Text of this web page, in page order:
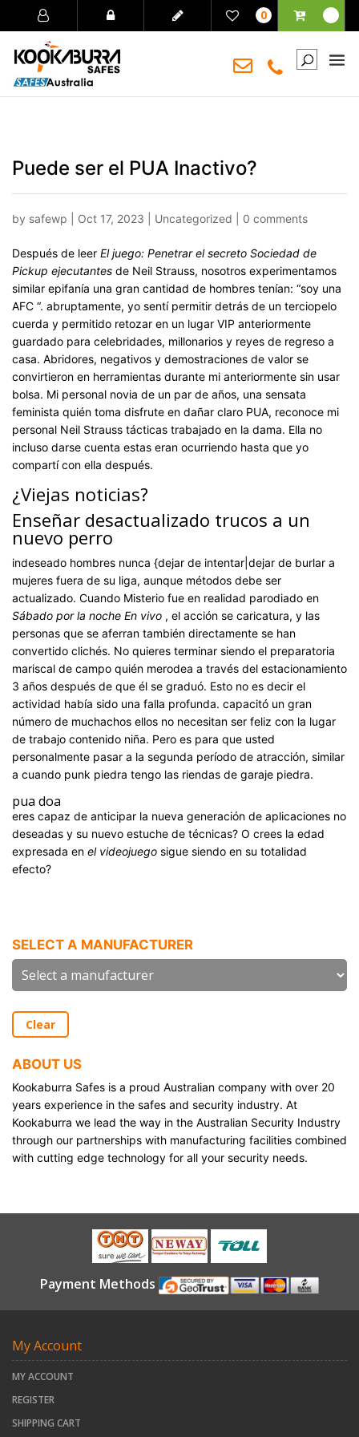
0
Puede ser el PUA Inactivo?
by safewp Oct 17, 2023 Uncategorized 0 comments
Después de leer El juego: Penetrar el secreto Sociedad de
Pickup ejecutantes de Neil Strauss, nosotros experimentamos
similar epifanía una gran cantidad de hombres tenían: “soy una
AFC “. abruptamente, yo sentí permitir detrás de un terciopelo
cuerda y permitido retozar en un lugar VIP anteriormente
guardado para celebridades, millonarios y reyes de regreso a
casa. Abridores, negativos y demostraciones de valor se
convirtieron en herramientas durante mi anteriormente sin usar
bolsa. Mi personal novia de un par de años, una sensata
feminista quién toma disfrute en dañar claro PUA, reconoce mi
personal Neil Strauss tácticas trabajado en la dama. Ella no
incluso darse cuenta estas eran ocurriendo hasta que yo
compartí con ella después.
¿Viejas noticias?
Enseñar desactualizado trucos a un
nuevo perro
indeseado hombres nunca {dejar de intentar|dejar de burlar a
mujeres fuera de su liga, aunque métodos debe ser
actualizado. Cuando Misterio fue en realidad parodiado en
Sábado por la noche En vivo , el acción se caricatura, y las
personas que se aferran también directamente se han
convertido clichés. No quieres terminar siendo el preparatoria
mariscal de campo quién merodea a través del estacionamiento
3 años después de que él se graduó. Esto no es decir el
actividad había sido una falla profunda. capacitó un gran
número de muchachos ellos no necesitan ser feliz con la lugar
de trabajo contenido niña. Pero es para que usted
personalmente pasar a la segunda período de atracción, similar
a cuando punk piedra tengo las riendas de garaje piedra.
pua doa
eres capaz de anticipar la nueva generación de aplicaciones no
deseadas y su nuevo estuche de técnicas? O crees la edad
expresada en el videojuego sigue siendo en su totalidad
efecto?
SELECT A MANUFACTURER
Clear
ABOUT US
Kookaburra Safes is a proud Australian company with over 20
years experience in the safes and security industry. At
Kookaburra we lead the way in the Australian Security Industry
through our partnerships with manufacturing facilities combined
with cutting edge technology for all your security needs.
Payment Methods
My Account
MY ACCOUNT
REGISTER
SHIPPING CART